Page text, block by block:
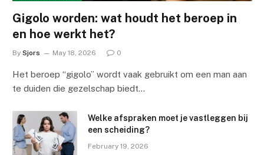
Gigolo worden: wat houdt het beroep in
en hoe werkt het?
By Sjors May 18, 2026 0
Het beroep “gigolo” wordt vaak gebruikt om een man aan
te duiden die gezelschap biedt…
Welke afspraken moet je vastleggen bij
een scheiding?
February 19, 2026